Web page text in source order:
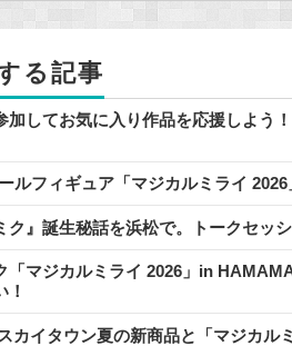
k
る記事
加してお気に入り作品を応援しよう
ルフィギュア「マジカルミライ
ク』誕生秘話を浜松で。トークセッ
「マジカルミライ 2026」in
！
カイタウン夏の新商品と「マジカル